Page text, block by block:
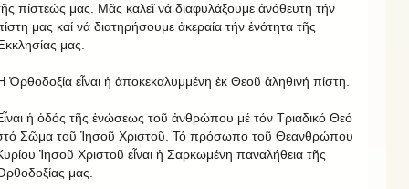
πίστεώς μας. Μᾶς καλεῖ νά διαφυλάξουμε ἀνόθευτη τήν
μας καί νά διατηρήσουμε ἀκεραία τήν ἑνότητα τῆς
μας.
Ὀρθοδοξία εἶναι ἡ ἀποκεκαλυμμένη ἐκ Θεοῦ ἀληθινή πίστη.
ἡ ὁδός τῆς ἑνώσεως τοῦ ἀνθρώπου μέ τόν Τριαδικό Θεό
Σῶμα τοῦ Ἰησοῦ Χριστοῦ. Τό πρόσωπο τοῦ Θεανθρώπου
Ἰησοῦ Χριστοῦ εἶναι ἡ Σαρκωμένη παναλήθεια τῆς
μας.